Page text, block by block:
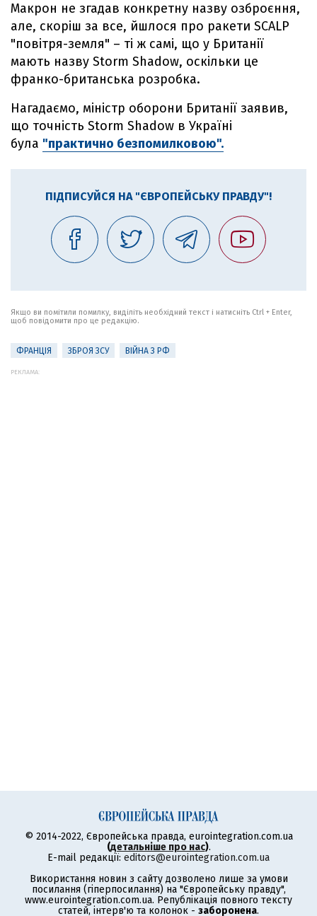
Макрон не згадав конкретну назву озброєння,
але, скоріш за все, йшлося про ракети SCALP
"повітря-земля" – ті ж самі, що у Британії
мають назву Storm Shadow, оскільки це
франко-британська розробка.
Нагадаємо, міністр оборони Британії заявив,
що точність Storm Shadow в Україні
була "практично безпомилковою".
ПІДПИСУЙСЯ НА "ЄВРОПЕЙСЬКУ ПРАВДУ"!
Якщо ви помітили помилку, виділіть необхідний текст і натисніть Ctrl + Enter,
щоб повідомити про це редакцію.
ФРАНЦІЯ ЗБРОЯ ЗСУ ВІЙНА З РФ
РЕКЛАМА:
© 2014-2022, Європейська правда, eurointegration.com.ua
(детальніше про нас).
E-mail редакції: editors@eurointegration.com.ua
Використання новин з сайту дозволено лише за умови
посилання (гіперпосилання) на "Європейську правду",
www.eurointegration.com.ua. Републікація повного тексту
статей, інтерв'ю та колонок - заборонена.